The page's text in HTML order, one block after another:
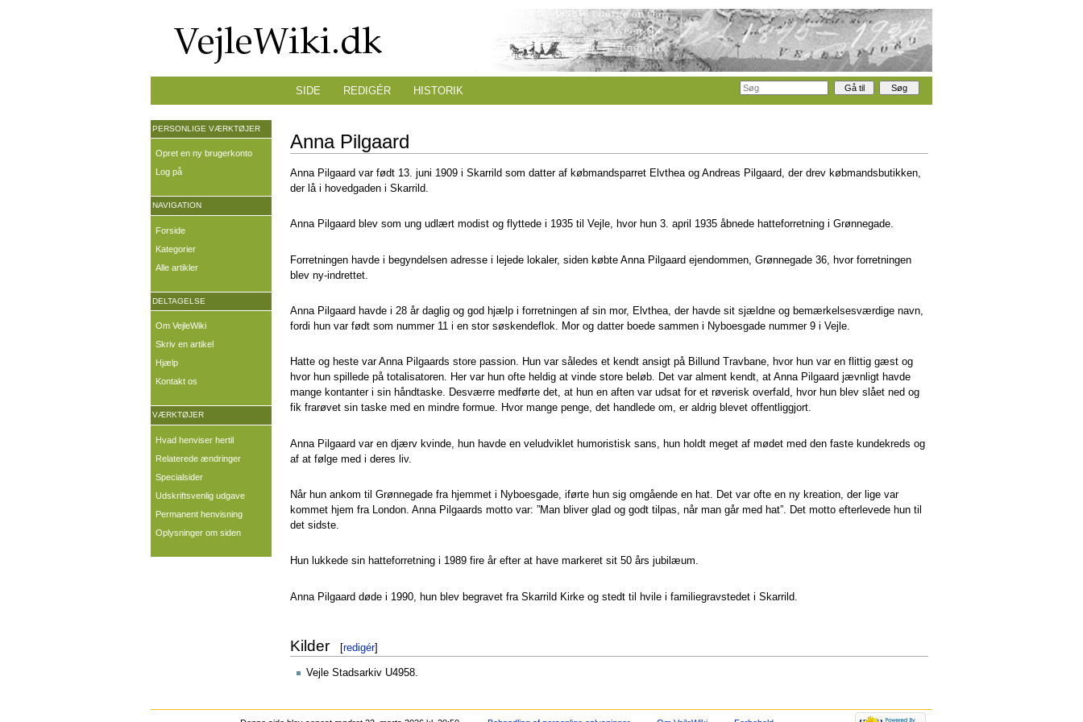
Anna Pilgaard
Anna Pilgaard var født 13. juni 1909 i Skarrild som datter af købmandsparret Elvthea og Andreas Pilgaard, der drev købmandsbutikken,
der lå i hovedgaden i Skarrild.
Anna Pilgaard blev som ung udlært modist og flyttede i 1935 til Vejle, hvor hun 3. april 1935 åbnede hatteforretning i Grønnegade.
Forretningen havde i begyndelsen adresse i lejede lokaler, siden købte Anna Pilgaard ejendommen, Grønnegade 36, hvor forretningen
blev ny-indrettet.
Anna Pilgaard havde i 28 år daglig og god hjælp i forretningen af sin mor, Elvthea, der havde sit sjældne og bemærkelsesværdige navn,
fordi hun var født som nummer 11 i en stor søskendeflok. Mor og datter boede sammen i Nyboesgade nummer 9 i Vejle.
Hatte og heste var Anna Pilgaards store passion. Hun var således et kendt ansigt på Billund Travbane, hvor hun var en flittig gæst og
hvor hun spillede på totalisatoren. Her var hun ofte heldig at vinde store beløb. Det var alment kendt, at Anna Pilgaard jævnligt havde
mange kontanter i sin håndtaske. Desværre medførte det, at hun en aften var udsat for et røverisk overfald, hvor hun blev slået ned og
fik frarøvet sin taske med en mindre formue. Hvor mange penge, det handlede om, er aldrig blevet offentliggjort.
Anna Pilgaard var en djærv kvinde, hun havde en veludviklet humoristisk sans, hun holdt meget af mødet med den faste kundekreds og
af at følge med i deres liv.
Når hun ankom til Grønnegade fra hjemmet i Nyboesgade, iførte hun sig omgående en hat. Det var ofte en ny kreation, der lige var
kommet hjem fra London. Anna Pilgaards motto var: ”Man bliver glad og godt tilpas, når man går med hat”. Det motto efterlevede hun til
det sidste.
Hun lukkede sin hatteforretning i 1989 fire år efter at have markeret sit 50 års jubilæum.
Anna Pilgaard døde i 1990, hun blev begravet fra Skarrild Kirke og stedt til hvile i familiegravstedet i Skarrild.
Kilder [redigér]
Vejle Stadsarkiv U4958.
SIDE REDIGÉR HISTORIK
PERSONLIGE VÆRKTØJER
Opret en ny brugerkonto
Log på
NAVIGATION
Forside
Kategorier
Alle artikler
DELTAGELSE
Om VejleWiki
Skriv en artikel
Hjælp
Kontakt os
VÆRKTØJER
Hvad henviser hertil
Relaterede ændringer
Specialsider
Udskriftsvenlig udgave
Permanent henvisning
Oplysninger om siden